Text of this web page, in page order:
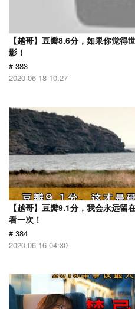
【越哥】豆瓣8.6分，如果你觉得
影！
# 383
2020-06-18 10:27
【越哥】豆瓣9.1分，我会永远留
看一次！
# 384
2020-06-16 04:30